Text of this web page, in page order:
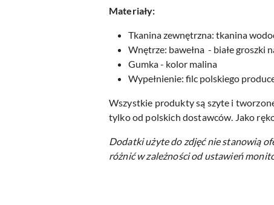
Materiały:
Tkanina zewnętrzna: tkanina
Wnętrze: bawełna - białe groszki
Gumka - kolor malina
Wypełnienie: filc polskiego
Wszystkie produkty są szyte i
tylko od polskich dostawców. Jako
Dodatki użyte do zdjęć nie stanowią
różnić w zależności od ustawień